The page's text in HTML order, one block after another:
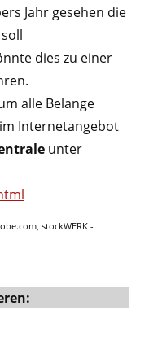
Jahr gesehen die
dies zu einer
alle Belange
Internetangebot
unter
stockWERK -